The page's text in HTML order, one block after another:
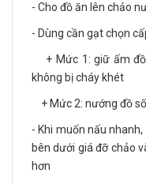
- Cho đồ ăn lên chảo
- Dùng cần gạt chọn
+ Mức 1: giữ ấm đồ
không bị cháy khét
+ Mức 2: nướng đồ
- Khi muốn nấu
bên dưới giá đỡ chảo
hơn